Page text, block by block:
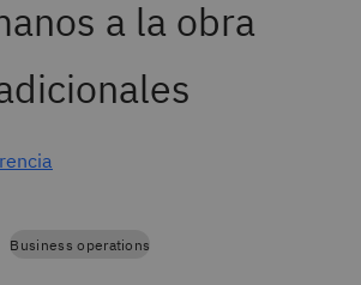
Business operations